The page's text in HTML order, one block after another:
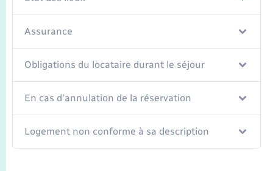
Assurance
Obligations du locataire durant le séjour
En cas d'annulation de la réservation
Logement non conforme à sa description